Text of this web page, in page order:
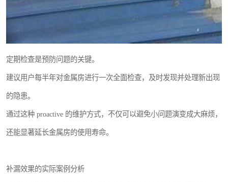
定期检查是预防问题的关键。
建议用户每半年对金属房进行一次全面检查，及时发现并处理新出现
的隐患。
通过这种 proactive 的维护方式，不仅可以避免小问题演变成大麻烦，
还能显著延长金属房的使用寿命。
补漏效果的实际案例分析